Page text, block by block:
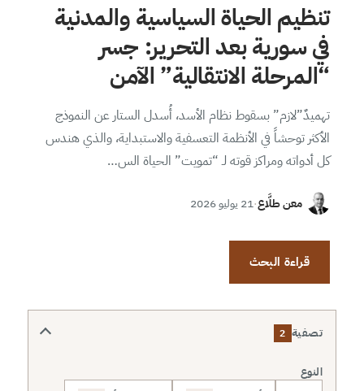
تنظيم الحياة السياسية والمدنية
في سورية بعد التحرير: جسر
“المرحلة الانتقالية” الآمن
تهميدٌ”لازم” بسقوط نظام الأسد، أُسدل الستار عن النموذج
الأكثر توحشاً في الأنظمة التعسفية والاستبداية، والذي هندس
كل أدواته ومراكز قوته لـ “تمويت” الحياة الس…
معن طلَّاع·21 يوليو 2026
قراءة البحث
تصفية 2
النوع